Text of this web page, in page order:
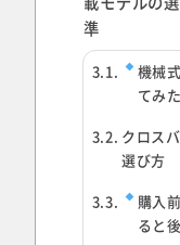
準
機械
てみた
クロス
選び方
購入
ると